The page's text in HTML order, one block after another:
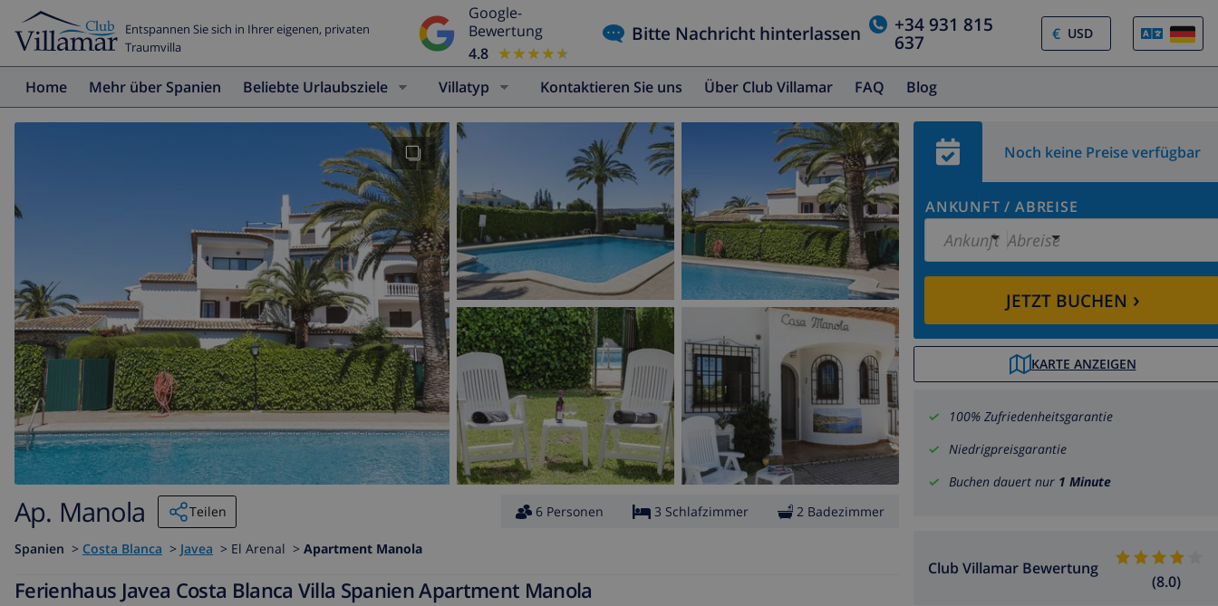
Entspannen Sie sich in Ihrer eigenen, privaten
Traumvilla
Google-
Bewertung
4.8 ★★★★★
★★★★★
Bitte Nachricht hinterlassen +34 931 815
637 €
Home Mehr über Spanien Beliebte Urlaubsziele Villatyp Kontaktieren Sie uns Über Club Villamar FAQ Blog
Noch keine Preise verfügbar
ANKUNFT / ABREISE
Ankunft Abreise
JETZT BUCHEN ›
KARTE ANZEIGEN
100% Zufriedenheitsgarantie
Niedrigpreisgarantie
Buchen dauert nur 1 Minute
Club Villamar Bewertung
(8.0)
Ap. Manola Teilen 6 Personen 3 Schlafzimmer 2 Badezimmer
Spanien > Costa Blanca > Javea > El Arenal > Apartment Manola
Ferienhaus Javea Costa Blanca Villa Spanien Apartment Manola